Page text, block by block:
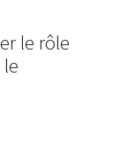
le rôle